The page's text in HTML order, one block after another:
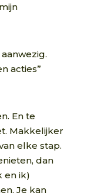
acties”
En te
Makkelijker
elke stap.
dan
en ik)
Je kan